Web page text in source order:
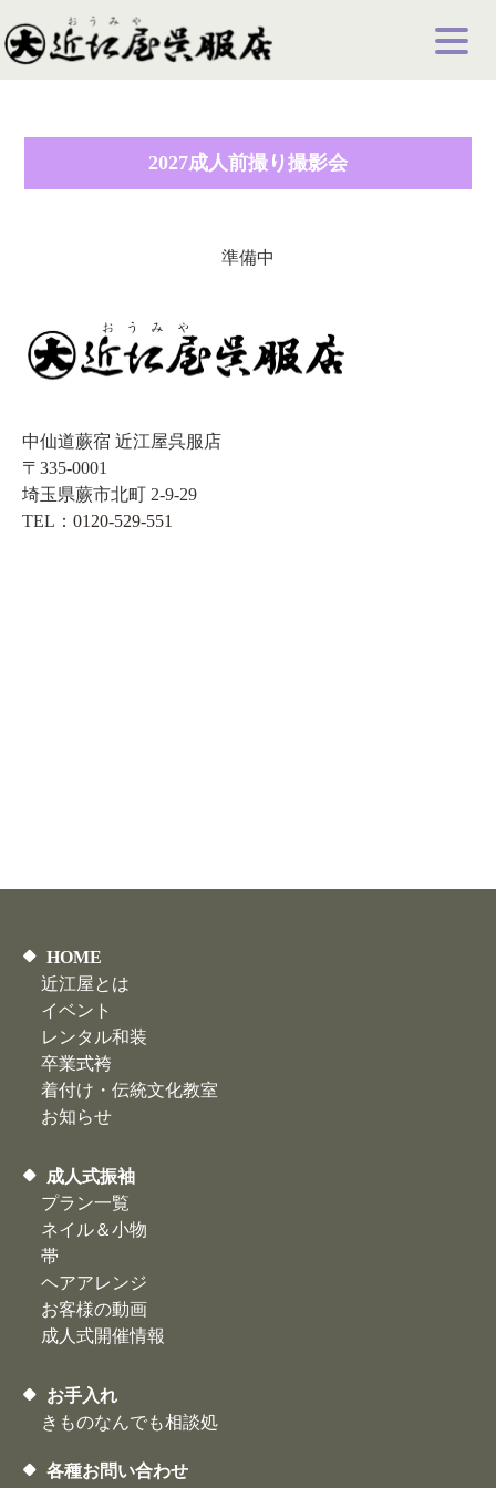
2027成人前撮り撮影会
準備中
中仙道蕨宿 近江屋呉服店
〒335-0001
埼玉県蕨市北町 2-9-29
TEL： 0120-529-551
HOME
近江屋とは
イベント
レンタル和装
卒業式袴
着付け・伝統文化教室
お知らせ
成人式振袖
プラン一覧
ネイル＆小物
帯
ヘアアレンジ
お客様の動画
​成人式開催情報
お手入れ
きものなんでも相談処
各種お問い合わせ